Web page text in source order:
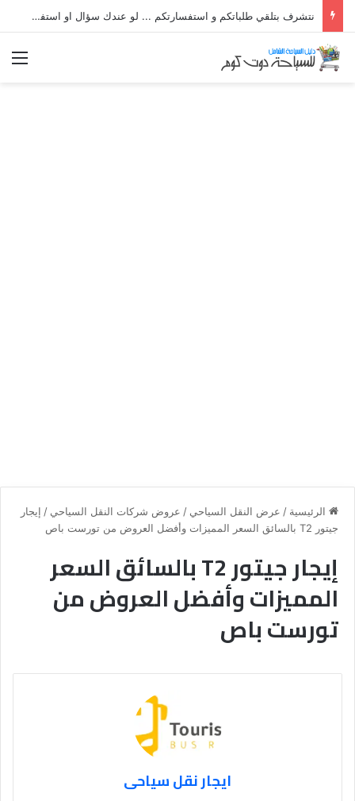
نتشرف بتلقي طلباتكم و استفسارتكم ... لو عندك سؤال او استفسار ماتدرددش فى طلب المساعدة
الرئيسية / عرض النقل السياحي / عروض شركات النقل السياحي / إيجار
جيتور T2 بالسائق السعر المميزات وأفضل العروض من تورست باص
إيجار جيتور T2 بالسائق السعر
المميزات وأفضل العروض من
تورست باص
ايجار نقل سياحى